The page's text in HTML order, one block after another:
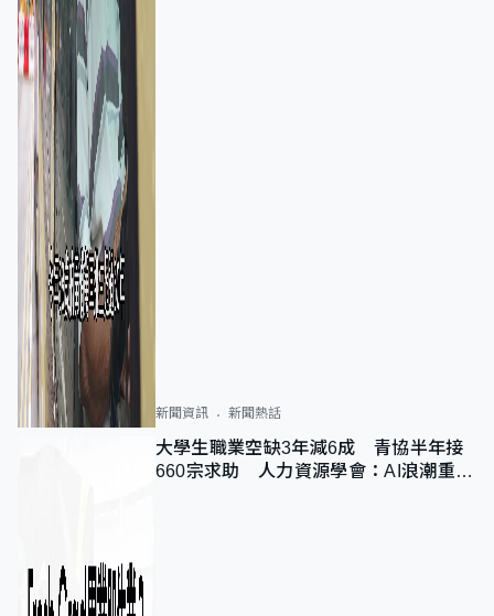
新聞資訊 新聞熱話
大學生職業空缺3年減6成 青協半年接
660宗求助 人力資源學會：AI浪潮重整